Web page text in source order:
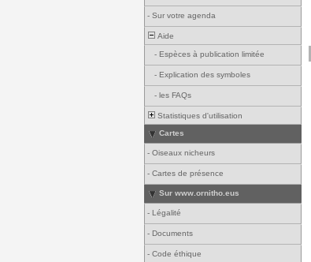
- Sur votre agenda
Aide
- Espèces à publication limitée
- Explication des symboles
- les FAQs
Statistiques d'utilisation
Cartes
- Oiseaux nicheurs
- Cartes de présence
Sur www.ornitho.eus
- Légalité
- Documents
- Code éthique